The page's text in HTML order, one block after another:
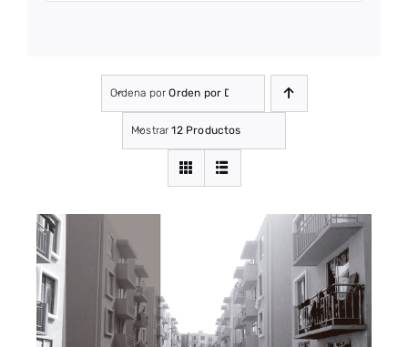
Ordena porOrden por Defecto
Mostrar12 Productos